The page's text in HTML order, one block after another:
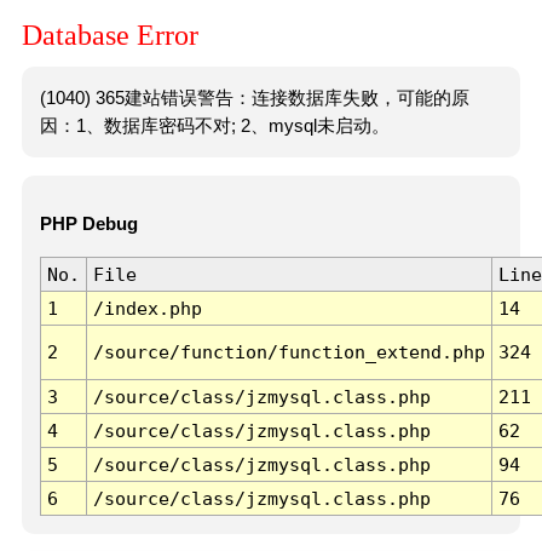
Database Error
(1040) 365建站错误警告：连接数据库失败，可能的原
因：1、数据库密码不对; 2、mysql未启动。
PHP Debug
No. File
Line
1
/index.php 14
2 /source/function/function_extend.php 324
3 /source/class/jzmysql.class.php
211
4
/source/class/jzmysql.class.php
62
5
/source/class/jzmysql.class.php
94
6
/source/class/jzmysql.class.php 76